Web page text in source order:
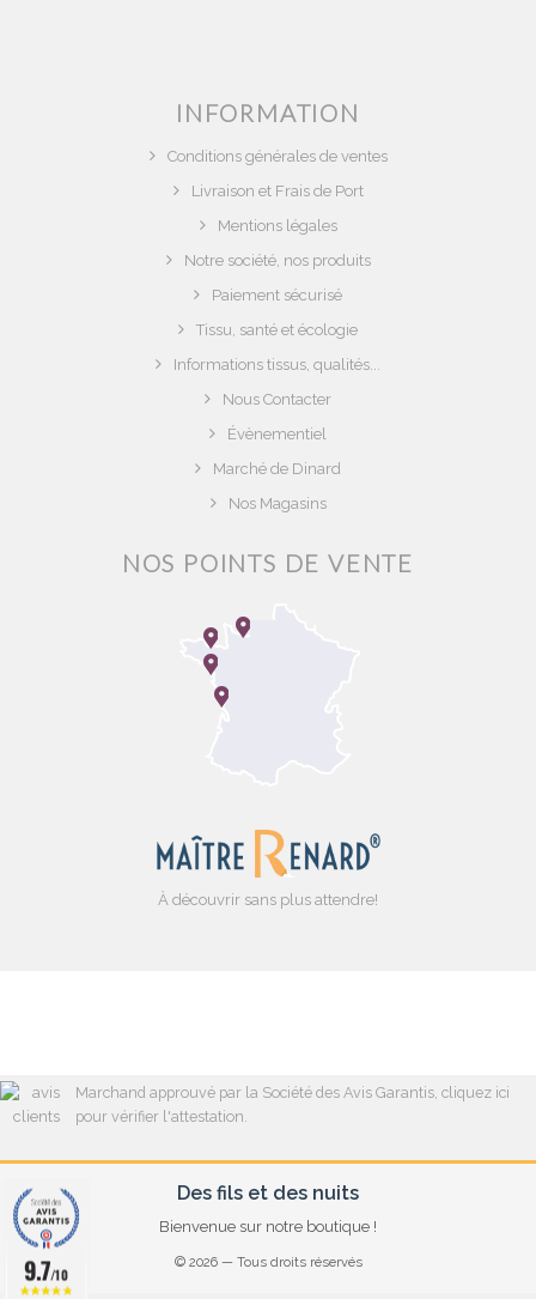
INFORMATION
Conditions générales de ventes
Livraison et Frais de Port
Mentions légales
Notre société, nos produits
Paiement sécurisé
Tissu, santé et écologie
Informations tissus, qualités...
Nous Contacter
Évènementiel
Marché de Dinard
Nos Magasins
NOS POINTS DE VENTE
À découvrir sans plus attendre!
Marchand approuvé par la Société des Avis Garantis, cliquez ici
pour vérifier l'attestation.
Des fils et des nuits
Bienvenue sur notre boutique !
© 2026 — Tous droits réservés
9.7/10